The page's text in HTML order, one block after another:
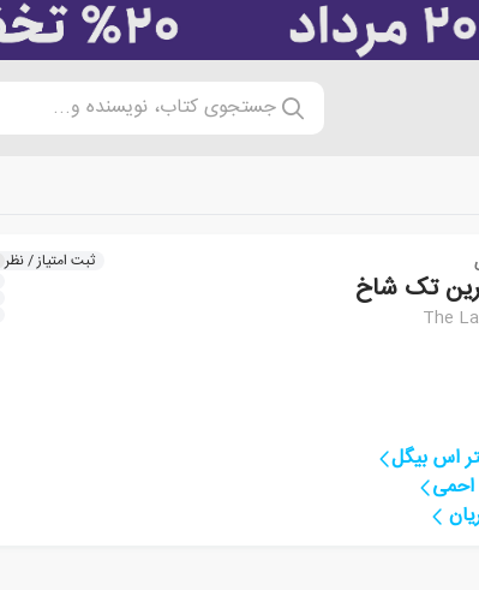
جستجوی کتاب، نویسنده و...
ثبت امتیاز / نظر
تک شاخ
The
اس بیگل
احمی